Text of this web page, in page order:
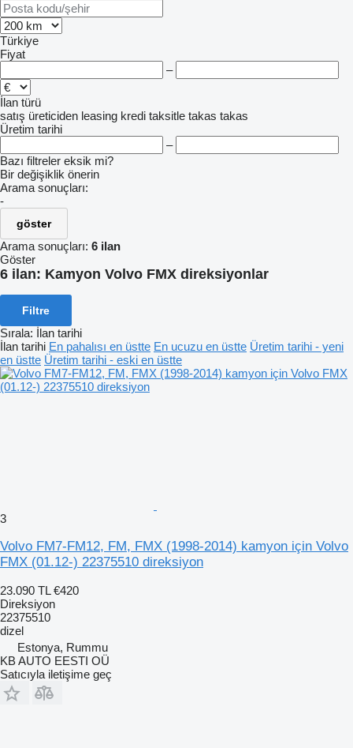
Türkiye
Fiyat
–
İlan türü
satış üreticiden leasing kredi taksitle takas takas
Üretim tarihi
–
Bazı filtreler eksik mi?
Bir değişiklik önerin
Arama sonuçları:
-
göster
Arama sonuçları: 6 ilan
Göster
6 ilan: Kamyon Volvo FMX direksiyonlar
Filtre
Sırala: İlan tarihi
İlan tarihi En pahalısı en üstte En ucuzu en üstte Üretim tarihi - yeni
en üstte Üretim tarihi - eski en üstte
3
Volvo FM7-FM12, FM, FMX (1998-2014) kamyon için Volvo
FMX (01.12-) 22375510 direksiyon
23.090 TL €420
Direksiyon
22375510
dizel
Estonya, Rummu
KB AUTO EESTI OÜ
Satıcıyla iletişime geç